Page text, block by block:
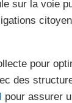
sur la voie
pour
des
pour assurer